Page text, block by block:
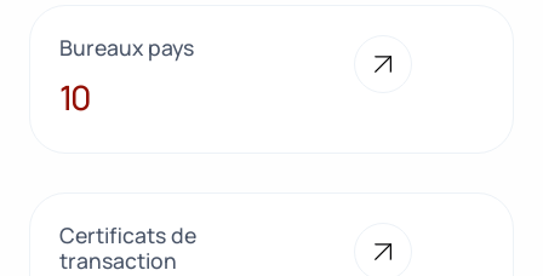
Bureaux pays
10
10
Certificats de
transaction